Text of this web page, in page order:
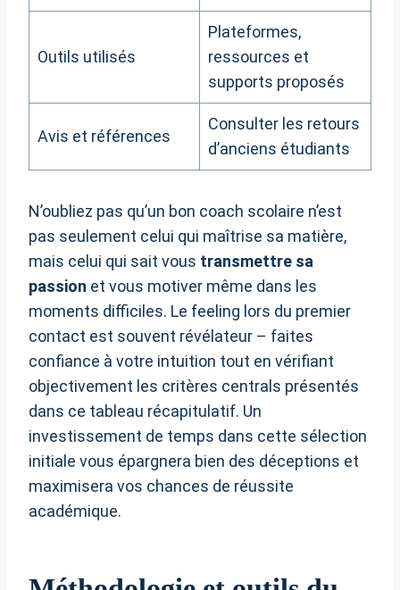
Outils utilisés
Plateformes,
ressources et
supports proposés
Avis et références
Consulter les retours
d’anciens étudiants
N’oubliez pas qu’un bon coach scolaire n’est
pas seulement celui qui maîtrise sa matière,
mais celui qui sait vous transmettre sa
passion et vous motiver même dans les
moments difficiles. Le feeling lors du premier
contact est souvent révélateur – faites
confiance à votre intuition tout en vérifiant
objectivement les critères centrals présentés
dans ce tableau récapitulatif. Un
investissement de temps dans cette sélection
initiale vous épargnera bien des déceptions et
maximisera vos chances de réussite
académique.